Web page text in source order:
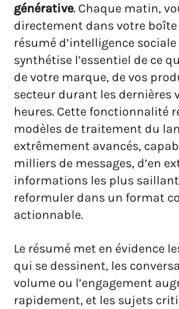
générative. Chaque matin,
directement dans votre
résumé d’intelligence
synthétise l’essentiel de ce
de votre marque, de vos
secteur durant les dernières
heures. Cette fonctionnalité
modèles de traitement du
extrêmement avancés,
milliers de messages, d’en
informations les plus
reformuler dans un format
actionnable.
Le résumé met en évidence
qui se dessinent, les
volume ou l’engagement
rapidement, et les sujets